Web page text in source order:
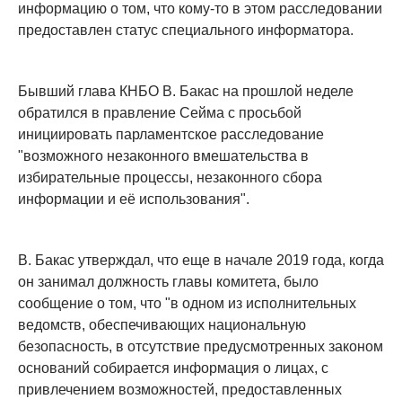
информацию о том, что кому-то в этом расследовании
предоставлен статус специального информатора.
Бывший глава КНБО В. Бакас на прошлой неделе
обратился в правление Сейма с просьбой
инициировать парламентское расследование
"возможного незаконного вмешательства в
избирательные процессы, незаконного сбора
информации и её использования".
В. Бакас утверждал, что еще в начале 2019 года, когда
он занимал должность главы комитета, было
сообщение о том, что "в одном из исполнительных
ведомств, обеспечивающих национальную
безопасность, в отсутствие предусмотренных законом
оснований собирается информация о лицах, с
привлечением возможностей, предоставленных